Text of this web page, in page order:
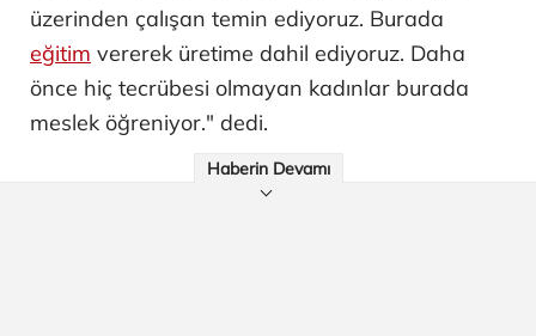
üzerinden çalışan temin ediyoruz. Burada
eğitim vererek üretime dahil ediyoruz. Daha
önce hiç tecrübesi olmayan kadınlar burada
meslek öğreniyor." dedi.
Haberin Devamı